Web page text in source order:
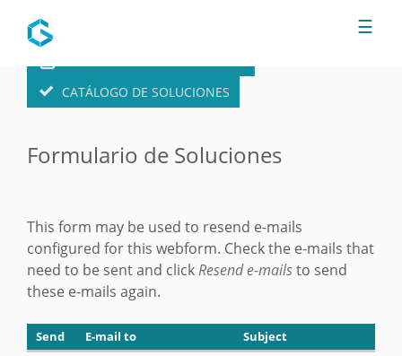
CATÁLOGO DE SOLUCIONES
Formulario de Soluciones
This form may be used to resend e-mails
configured for this webform. Check the e-mails that
need to be sent and clickResend e-mailsto send
these e-mails again.
Send E-mail to
Subject
☰